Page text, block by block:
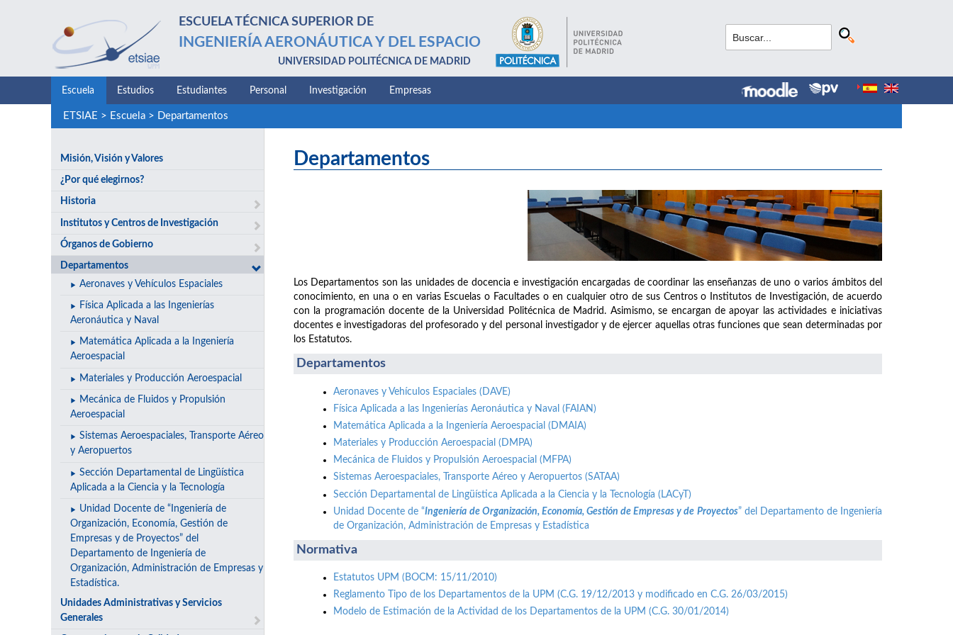
ESCUELA TÉCNICA SUPERIOR DE
INGENIERÍA AERONÁUTICA Y DEL ESPACIO
UNIVERSIDAD POLITÉCNICA DE MADRID
Escuela Estudios Estudiantes Personal Investigación Empresas
ETSIAE > Escuela> Departamentos
Misión, Visión y Valores
¿Por qué elegirnos?
Historia
Institutos y Centros de Investigación
Órganos de Gobierno
Departamentos
Aeronaves y Vehículos Espaciales
Física Aplicada a las Ingenierías
Aeronáutica y Naval
Matemática Aplicada a la Ingeniería
Aeroespacial
Materiales y Producción Aeroespacial
Mecánica de Fluidos y Propulsión
Aeroespacial
Sistemas Aeroespaciales, Transporte Aéreo
y Aeropuertos
Sección Departamental de Lingüística
Aplicada a la Ciencia y la Tecnología
Unidad Docente de “Ingeniería de
Organización, Economía, Gestión de
Empresas y de Proyectos” del
Departamento de Ingeniería de
Organización, Administración de Empresas y
Estadística.
Unidades Administrativas y Servicios
Generales
Departamentos
Los Departamentos son las unidades de docencia e investigación encargadas de coordinar las enseñanzas de uno o varios ámbitos del
conocimiento, en una o en varias Escuelas o Facultades o en cualquier otro de sus Centros o Institutos de Investigación, de acuerdo
con la programación docente de la Universidad Politécnica de Madrid. Asimismo, se encargan de apoyar las actividades e iniciativas
docentes e investigadoras del profesorado y del personal investigador y de ejercer aquellas otras funciones que sean determinadas por
los Estatutos.
Departamentos
Aeronaves y Vehículos Espaciales (DAVE)
Física Aplicada a las Ingenierías Aeronáutica y Naval (FAIAN)
Matemática Aplicada a la Ingeniería Aeroespacial (DMAIA)
Materiales y Producción Aeroespacial (DMPA)
Mecánica de Fluidos y Propulsión Aeroespacial (MFPA)
Sistemas Aeroespaciales, Transporte Aéreo y Aeropuertos (SATAA)
Sección Departamental de Lingüística Aplicada a la Ciencia y la Tecnología (LACyT)
Unidad Docente de “Ingeniería de Organización, Economía, Gestión de Empresas y de Proyectos” del Departamento de Ingeniería
de Organización, Administración de Empresas y Estadística
Normativa
Estatutos UPM (BOCM: 15/11/2010)
Reglamento Tipo de los Departamentos de la UPM (C.G. 19/12/2013 y modificado en C.G. 26/03/2015)
Modelo de Estimación de la Actividad de los Departamentos de la UPM (C.G. 30/01/2014)